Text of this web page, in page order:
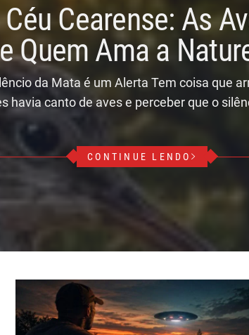
Cearense: As
Quem Ama a
da Mata é um Alerta Tem coisa que
havia canto de aves e perceber que o
CONTINUE LENDO